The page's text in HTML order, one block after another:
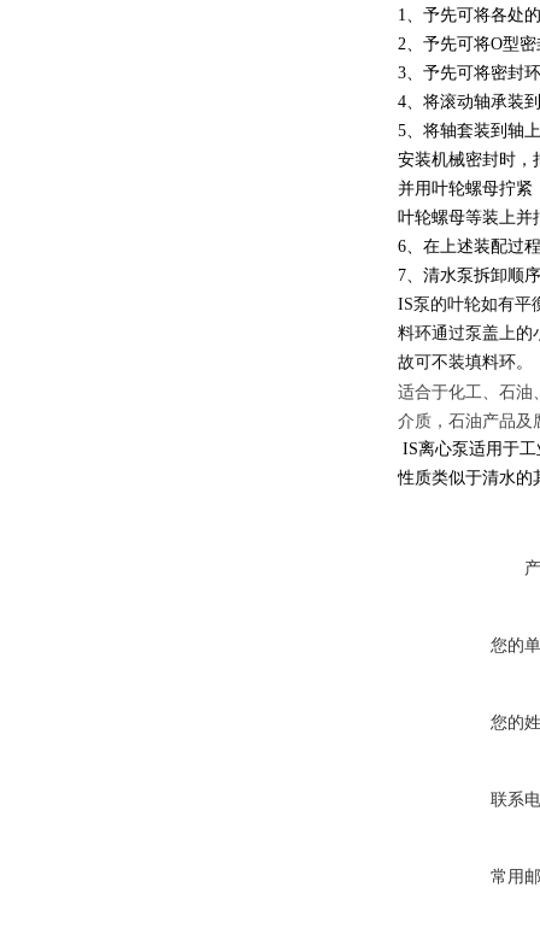
1、予先可将各处
2、予先可将O型
3、予先可将密封
4、将滚动轴承装
5、将轴套装到轴
安装机械密封时，
并用叶轮螺母拧紧
叶轮螺母等装上并
6、在上述装配过
7、清水泵拆卸顺
IS泵的叶轮如有平
料环通过泵盖上的
故可不装填料环。
适合于化工、石油
介质，石油产品及
IS离心泵适用于
性质类似于清水的
您的
您的
联系
常用